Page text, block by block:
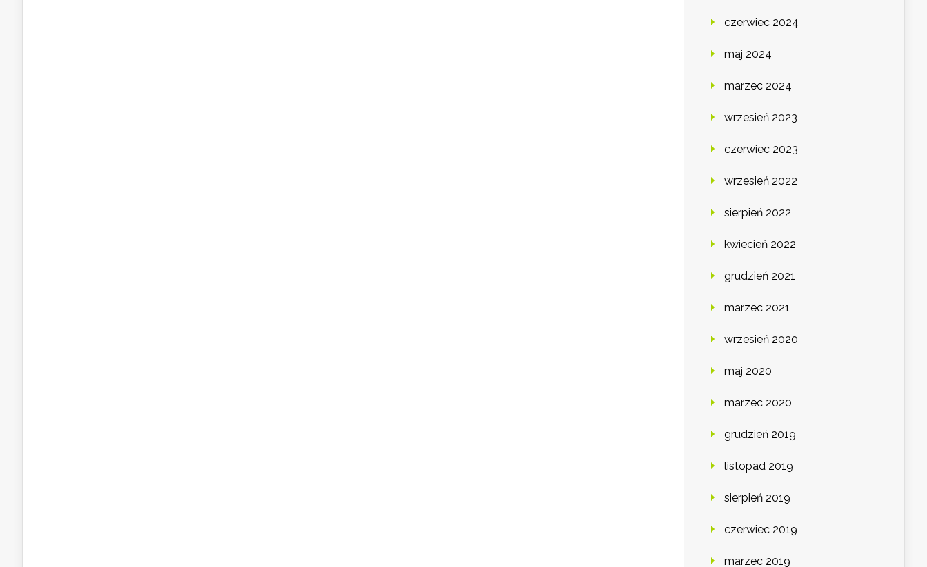
czerwiec 2024
maj 2024
marzec 2024
wrzesień 2023
czerwiec 2023
wrzesień 2022
sierpień 2022
kwiecień 2022
grudzień 2021
marzec 2021
wrzesień 2020
maj 2020
marzec 2020
grudzień 2019
listopad 2019
sierpień 2019
czerwiec 2019
marzec 2019